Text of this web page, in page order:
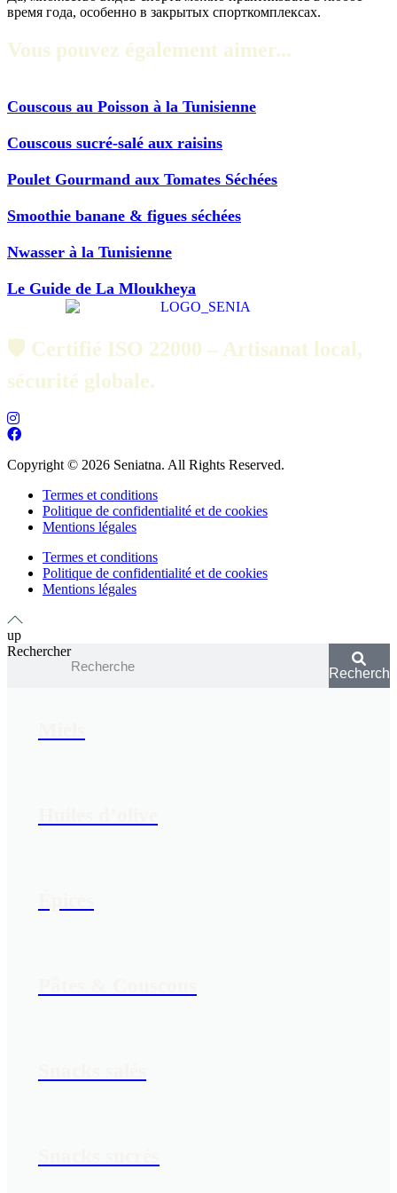
время года, особенно в закрытых спорткомплексах.
Vous pouvez également aimer...
Couscous au Poisson à la Tunisienne
Couscous sucré-salé aux raisins
Poulet Gourmand aux Tomates Séchées
Smoothie banane & figues séchées
Nwasser à la Tunisienne
Le Guide de La Mloukheya
🛡️ Certifié ISO 22000 – Artisanat local,
sécurité globale.
Copyright © 2026 Seniatna. All Rights Reserved.
Termes et conditions
Politique de confidentialité et de cookies
Mentions légales
Termes et conditions
Politique de confidentialité et de cookies
Mentions légales
up
Rechercher